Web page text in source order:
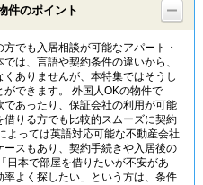
件のポイント
でも入居相談が可能なアパート・
は、言語や契約条件の違いから、
ありませんが、本特集ではそうし
できます。 外国人OKの物件で
あったり、保証会社の利用が可能
りる方でも比較的スムーズに契約
よっては英語対応可能な不動産会社
スもあり、契約手続きや入居後の
日本で部屋を借りたいが不安があ
よく探したい」という方は、条件